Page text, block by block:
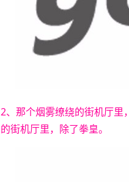
2、那个烟雾缭绕的街机厅里
的街机厅里，除了拳皇。